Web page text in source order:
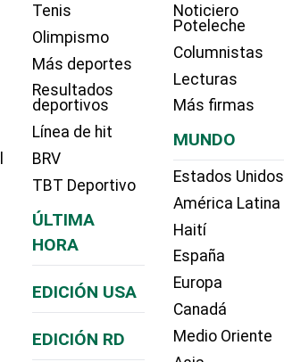
Tenis
Olimpismo
Más deportes
Resultados
deportivos
Línea de hit
BRV
TBT Deportivo
ÚLTIMA
HORA
EDICIÓN USA
EDICIÓN RD
Noticiero
Poteleche
Columnistas
Lecturas
Más firmas
MUNDO
Estados Unidos
América Latina
Haití
España
Europa
Canadá
Medio Oriente